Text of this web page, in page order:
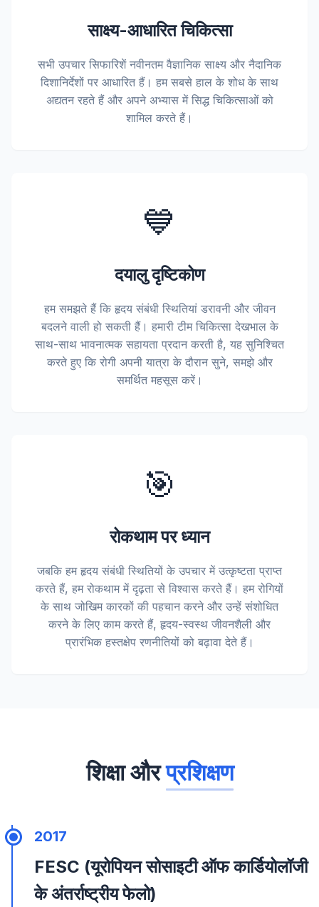
साक्ष्य-आधारित चिकित्सा
सभी उपचार सिफारिशें नवीनतम वैज्ञानिक साक्ष्य और नैदानिक
दिशानिर्देशों पर आधारित हैं। हम सबसे हाल के शोध के साथ
अद्यतन रहते हैं और अपने अभ्यास में सिद्ध चिकित्साओं को
शामिल करते हैं।
💙
दयालु दृष्टिकोण
हम समझते हैं कि हृदय संबंधी स्थितियां डरावनी और जीवन
बदलने वाली हो सकती हैं। हमारी टीम चिकित्सा देखभाल के
साथ-साथ भावनात्मक सहायता प्रदान करती है, यह सुनिश्चित
करते हुए कि रोगी अपनी यात्रा के दौरान सुने, समझे और
समर्थित महसूस करें।
🎯
रोकथाम पर ध्यान
जबकि हम हृदय संबंधी स्थितियों के उपचार में उत्कृष्टता प्राप्त
करते हैं, हम रोकथाम में दृढ़ता से विश्वास करते हैं। हम रोगियों
के साथ जोखिम कारकों की पहचान करने और उन्हें संशोधित
करने के लिए काम करते हैं, हृदय-स्वस्थ जीवनशैली और
प्रारंभिक हस्तक्षेप रणनीतियों को बढ़ावा देते हैं।
शिक्षा औरप्रशिक्षण
2017
FESC (यूरोपियन सोसाइटी ऑफ कार्डियोलॉजी
के अंतर्राष्ट्रीय फेलो)